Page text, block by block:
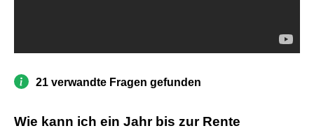
21 verwandte Fragen gefunden
Wie kann ich ein Jahr bis zur Rente